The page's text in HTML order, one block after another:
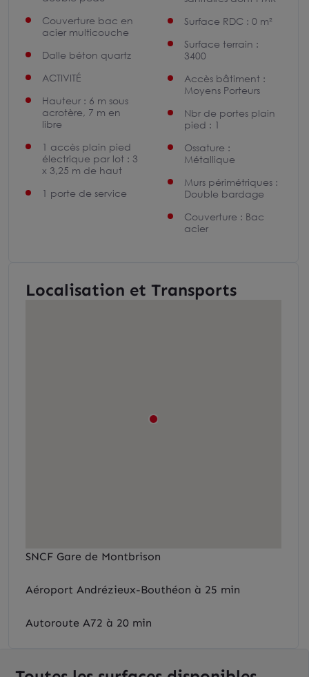
Couverture bac en
acier multicouche
Dalle béton quartz
ACTIVITÉ
Hauteur : 6 m sous
acrotère, 7 m en
libre
1 accès plain pied
électrique par lot : 3
x 3,25 m de haut
1 porte de service
Surface RDC : 0 m²
Surface terrain :
3400
Accès bâtiment :
Moyens Porteurs
Nbr de portes plain
pied : 1
Ossature :
Métallique
Murs périmétriques :
Double bardage
Couverture : Bac
acier
Localisation et Transports
SNCF Gare de Montbrison
Aéroport Andrézieux-Bouthéon à 25 min
Autoroute A72 à 20 min